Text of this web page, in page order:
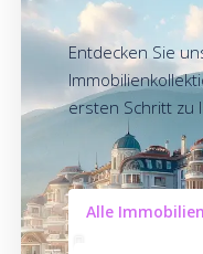
Entdecken Sie
ersten Schritt zu
Alle Immobilien